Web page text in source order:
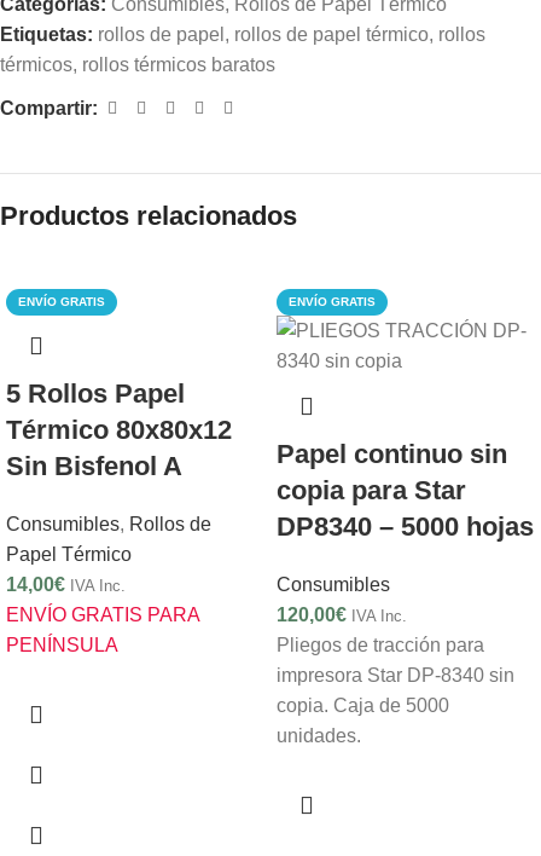
Categorías: Consumibles, Rollos de Papel Térmico
Etiquetas: rollos de papel , rollos de papel térmico, rollos
térmicos, rollos térmicos baratos
Compartir:
Productos relacionados
ENVÍO GRATIS
5 Rollos Papel
Térmico 80x80x12
Sin Bisfenol A
Consumibles, Rollos de
Papel Térmico
14,00€ IVA Inc.
ENVÍO GRATIS PARA
PENÍNSULA
ENVÍO GRATIS
Papel continuo sin
copia para Star
DP8340 – 5000 hojas
Consumibles
120,00€ IVA Inc.
Pliegos de tracción para
impresora Star DP-8340 sin
copia. Caja de 5000
unidades.